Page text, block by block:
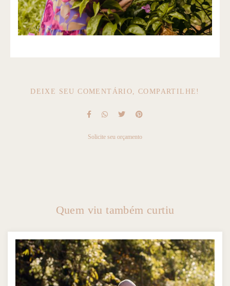
DEIXE SEU COMENTÁRIO, COMPARTILHE!
Solicite seu orçamento
Quem viu também curtiu